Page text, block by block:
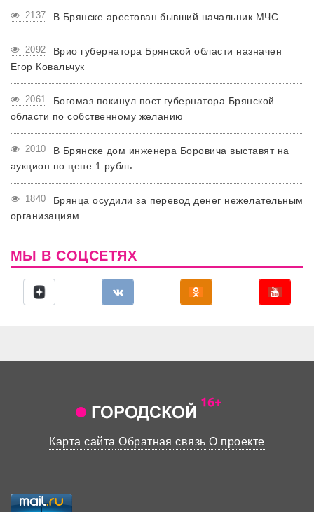
2137 В Брянске арестован бывший начальник МЧС
2092
Врио губернатора Брянской области назначен
Егор Ковальчук
2061
Богомаз покинул пост губернатора Брянской
области по собственному желанию
2010
В Брянске дом инженера Боровича выставят на
аукцион по цене 1 рубль
1840
Брянца осудили за перевод денег нежелательным
организациям
МЫ В СОЦСЕТЯХ
Карта сайта Обратная связь О проекте